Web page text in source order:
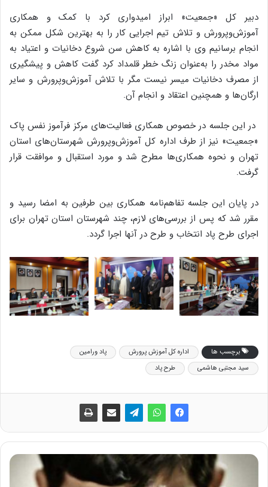
دبیر کل «جمعیت» ابراز امیدواری کرد با کمک و همکاری
آموزش‌وپرورش و تلاش تیم اجرایی کار را به بهترین شکل ممکن به
انجام برسانیم وی با اشاره به کاهش سن شروع دخانیات و اعتیاد به
مواد مخدر را به‌عنوان زنگ خطر قلمداد کرد گفت کاهش و پیشگیری
از مصرف دخانیات میسر نیست مگر با تلاش آموزش‌وپرورش و سایر
ارگان‌ها و همچنین اعتقاد و انجام آن.
در این جلسه در خصوص همکاری فعالیت‌های مرکز فرآموز نفس پاک
«جمعیت» نیز از طرف اداره کل آموزش‌وپرورش شهرستان‌های استان
تهران و نحوه همکاری‌ها مطرح شد و مورد استقبال و موافقت قرار
گرفت.
در پایان این جلسه تفاهم‌نامه همکاری بین طرفین به امضا رسید و
مقرر شد که پس از بررسی‌های لازم، چند شهرستان استان تهران برای
اجرای طرح پاد انتخاب و طرح در آنها اجرا گردد.
برچسب ها اداره کل آموزش پرورش
پاد ورامین
سید مجتبی هاشمی
طرح پاد